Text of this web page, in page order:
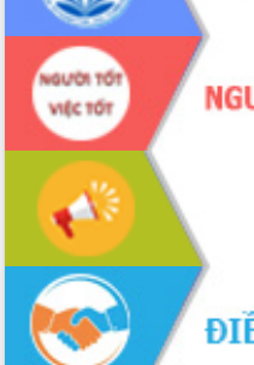
Đắk Lắk nâng cao hiệu quả công tác
Đảng từ Sổ tay đảng viên điện tử
Đắk Lắk đẩy mạnh nuôi biển công
nghệ, hướng tới phát triển thủy sản
bền vững
Tập huấn nâng cao năng lực triển khai
chuyển đổi số cho cán bộ, công chức
cấp xã
Đắk Lắk phát động hưởng ứng Ngày
Quyền của người tiêu dùng Việt Nam
2026
Đẩy mạnh cải cách hành chính, quyết
tâm đạt được mục tiêu tăng trưởng